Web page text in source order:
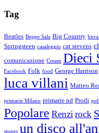
Tag
Beatles Beppe Sala Big Country birra
Springsteen casaleggio cat stevens
comunicazione Cream Dieci
Facebook Folk food George Harrison
luca villani Matteo
primarie Milano primarie pd Prodi
Popolare Renzi rock
stones un disco